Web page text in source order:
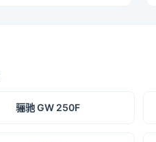
骊驰 GW 250F